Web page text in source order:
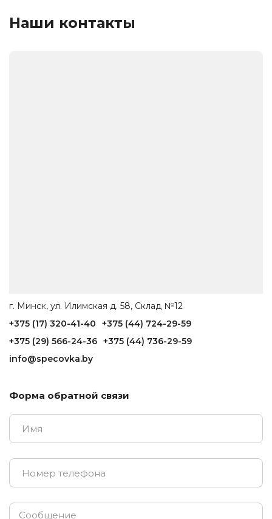
Наши контакты
Форма обратной связи
г. Минск, ул. Илимская д. 58, Склад №12
+375 (17) 320-41-40
+375 (44) 724-29-59
+375 (29) 566-24-36 +375 (44) 736-29-59
info@specovka.by